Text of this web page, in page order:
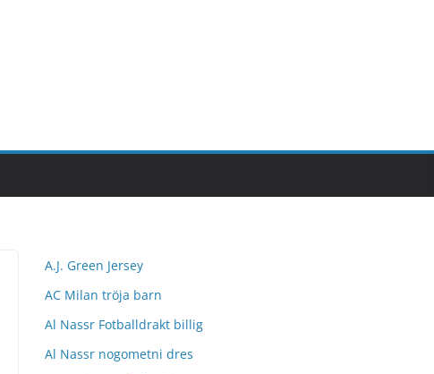
A.J. Green Jersey
AC Milan tröja barn
Al Nassr Fotballdrakt billig
Al Nassr nogometni dres